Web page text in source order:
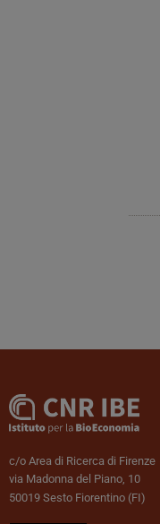
c/o Area di Ricerca di Firenze
via Madonna del Piano, 10
50019 Sesto Fiorentino (FI)